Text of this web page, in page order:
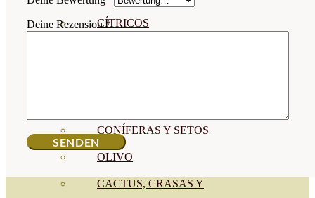
CÍTRICOS
CONÍFERAS Y SETOS
OLIVO
CACTUS, CRASAS Y
Deine Rezension*